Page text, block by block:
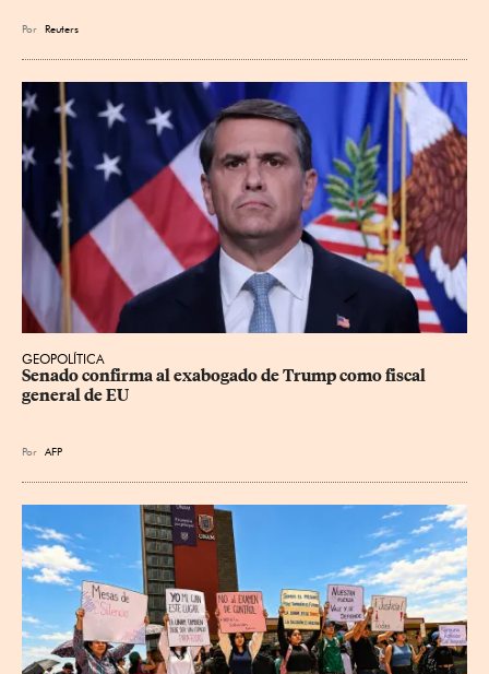
Por Reuters
GEOPOLÍTICA
Senado confirma al exabogado de Trump como fiscal
general de EU
Por AFP